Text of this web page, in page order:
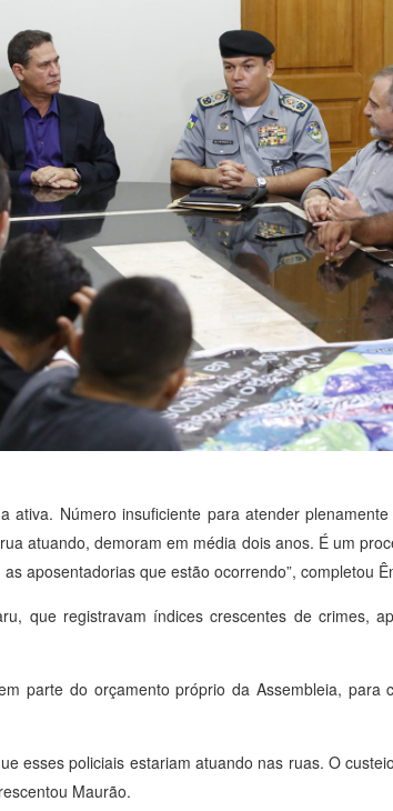
Número insuficiente para atender
atuando, demoram em média dois anos. É um
aposentadorias que estão ocorrendo”, completou
que registravam índices crescentes de crimes,
parte do orçamento próprio da Assembleia,
esses policiais estariam atuando nas ruas. O
Maurão.